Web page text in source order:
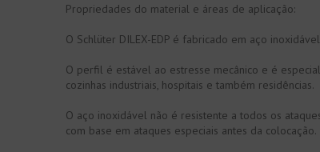
Propriedades do material e áreas de aplicação:
O Schlüter DILEX-EDP é fabricado em aço
O perfil é estável ao estresse mecânico e é
cozinhas industriais, hospitais e também residências.
O aço inoxidável não é resistente a todos os
com base em ataques especiais antes da colocação.